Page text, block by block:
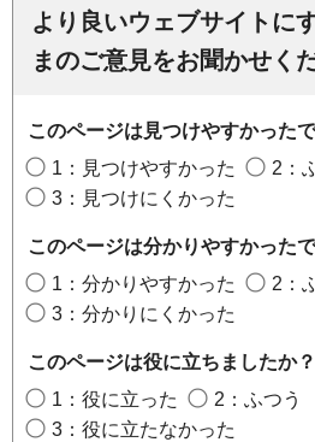
より良いウェブサイトに
まのご意見をお聞かせく
このページは見つけやすかった
1：見つけやすかった
2：
3：見つけにくかった
このページは分かりやすかった
1：分かりやすかった
2：
3：分かりにくかった
このページは役に立ちましたか？
1：役に立った
2：ふつう
3：役に立たなかった